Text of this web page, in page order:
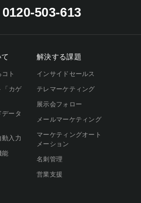
0120-503-613
ト
「カゲ
ータ
入力
能
解決する課題
インサイドセールス
テレマーケティング
展示会フォロー
メールマーケティング
マーケティングオート
メーション
名刺管理
営業支援